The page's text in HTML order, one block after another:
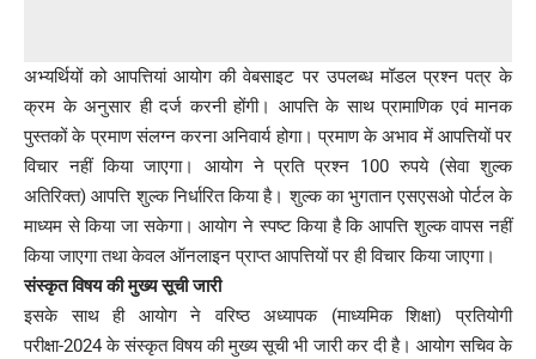
अभ्यर्थियों को आपत्तियां आयोग की वेबसाइट पर उपलब्ध मॉडल प्रश्न पत्र के
क्रम के अनुसार ही दर्ज करनी होंगी। आपत्ति के साथ प्रामाणिक एवं मानक
पुस्तकों के प्रमाण संलग्न करना अनिवार्य होगा। प्रमाण के अभाव में आपत्तियों पर
विचार नहीं किया जाएगा। आयोग ने प्रति प्रश्न 100 रुपये (सेवा शुल्क
अतिरिक्त) आपत्ति शुल्क निर्धारित किया है। शुल्क का भुगतान एसएसओ पोर्टल के
माध्यम से किया जा सकेगा। आयोग ने स्पष्ट किया है कि आपत्ति शुल्क वापस नहीं
किया जाएगा तथा केवल ऑनलाइन प्राप्त आपत्तियों पर ही विचार किया जाएगा।
संस्कृत विषय की मुख्य सूची जारी
इसके साथ ही आयोग ने वरिष्ठ अध्यापक (माध्यमिक शिक्षा) प्रतियोगी
परीक्षा-2024 के संस्कृत विषय की मुख्य सूची भी जारी कर दी है। आयोग सचिव के